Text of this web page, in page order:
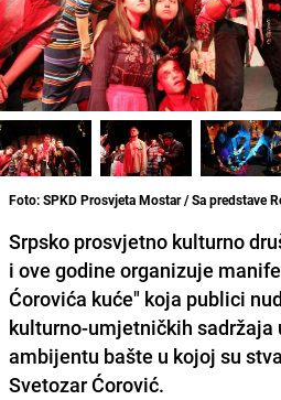
Foto: SPKD Prosvjeta Mostar / Sa predstave
Srpsko prosvjetno kulturno
i ove godine organizuje
Ćorovića kuće" koja publici
kulturno-umjetničkih sadržaja
ambijentu bašte u kojoj su
Svetozar Ćorović.